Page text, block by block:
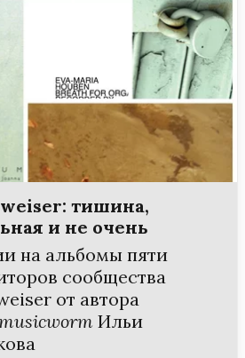
тишина,
и не очень
на альбомы пяти
сообщества
от автора
Ильи